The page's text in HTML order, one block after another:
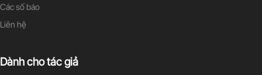
Các số báo
Liên hệ
Dành cho tác giả